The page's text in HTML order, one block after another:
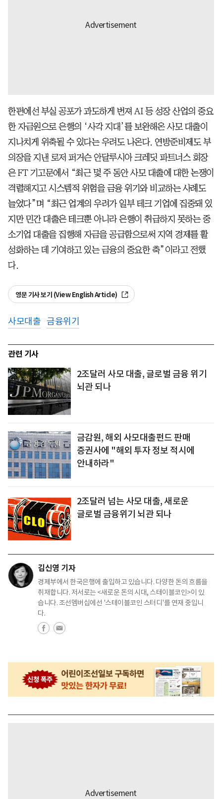
한편에선 부실 공포가 과도하게 번져 AI 등 성장 산업의 중요
한 자금원으로 은행의 ‘사각 지대’를 보완해온 사모 대출이
지나치게 위축될 수 있다는 우려도 나온다. 연방준비제도 부
의장을 지낸 로저 퍼거슨 안달루시아 크레딧 파트너스 회장
은 FT 기고문에서 “최근 몇 주 동안 사모 대출에 대한 논쟁이
격렬해지고 시스템적 위험을 금융 위기와 비교하는 사례도
늘었다”며 “최근 업계의 우려가 일부 테크 기업에 집중돼 있
지만 민간 대출은 테크뿐 아니라 은행이 취급하지 못하는 중
소기업 대출을 집행해 자금을 공급함으로써 지역 경제를 활
성화하는 데 기여하고 있는 금융의 중요한 축”이라고 전했
다.
영문 기사 보기 (View English Article)
사모대출 금융위기
관련 기사
2조달러 사모 대출, 글로벌 금융 위기
뇌관 되나
금감원, 해외 사모대출펀드 판매
증권사에 "해외 투자 정보 적시에
안내하라"
2조달러 넘는 사모 대출, 새로운
글로벌 금융위기 뇌관 되나
김신영 기자
경제부에서 한국은행에 출입하고 있습니다. 다양한 돈의 흐름을
취재합니다. 저서로는 <새로운 돈의 시대, 스테이블코인>이 있
습니다. 조선멤버십에선 '스테이블코인 스터디'를 연재 중입니
다.